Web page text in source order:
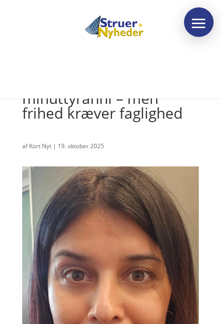
minuttyranni – men
frihed kræver faglighed
afKort Nyt| 19. oktober 2025